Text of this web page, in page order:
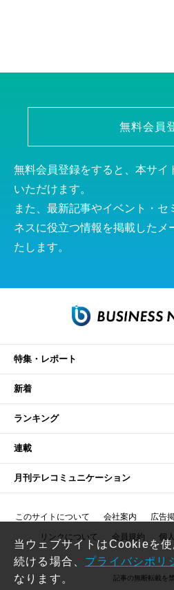
無料会員
無料会員登録をすると、本サイ
いただけます。
また、最新記事やイベント・セ
ネスに役立つ情報を掲載したメ
たします。
特集・レポート
新着
ランキング
連載
月刊テレコミュニケーション
このサイトについて 会社案内 広告
リンクについて 会員規約 個
記事の無断転載を
当ウェブサイトはCookieを
続ける場合、 プライバシポリ
なります。